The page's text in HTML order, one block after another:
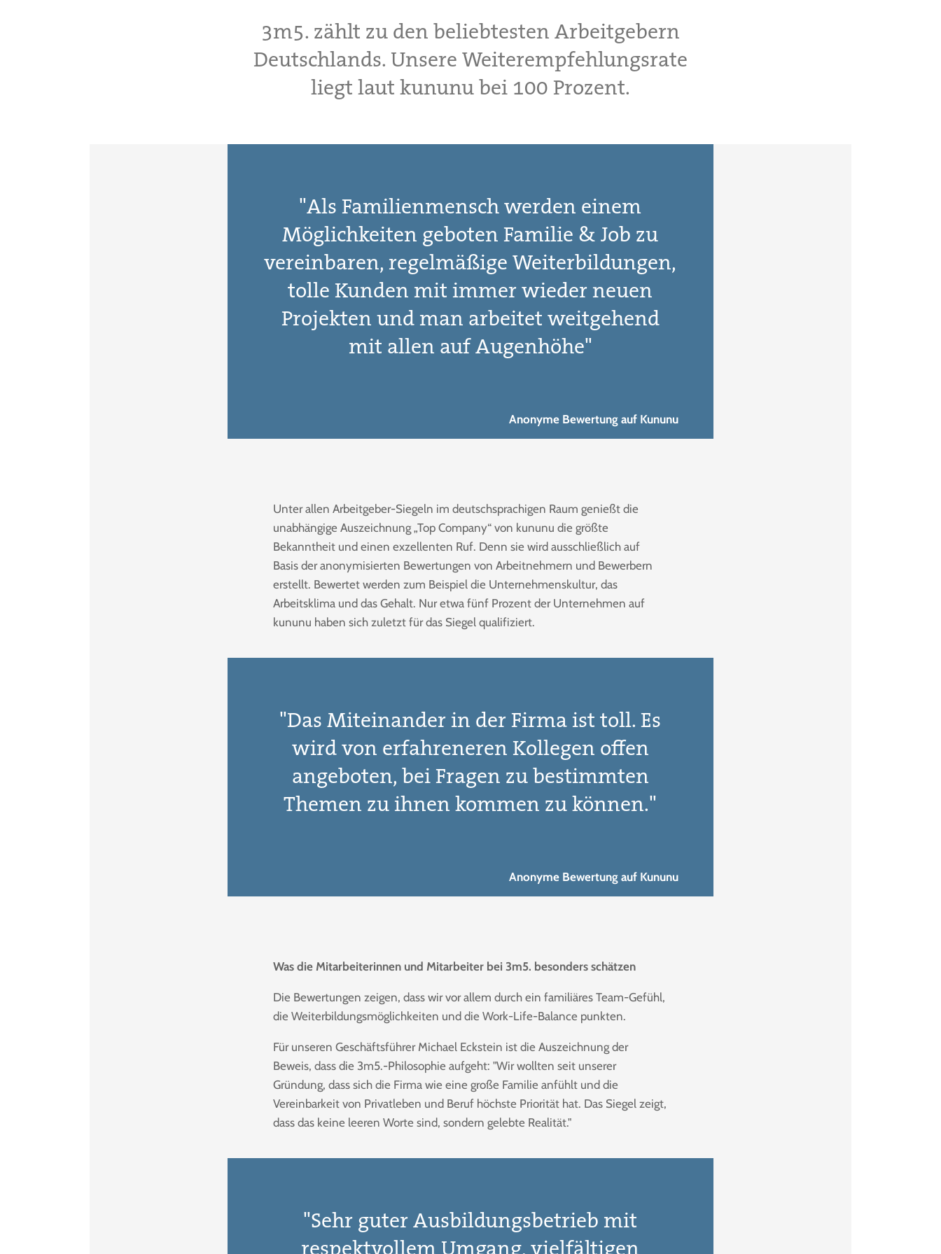
3m5. zählt zu den beliebtesten Arbeitgebern
Deutschlands. Unsere Weiterempfehlungsrate
liegt laut kununu bei 100 Prozent.
"Als Familienmensch werden einem
Möglichkeiten geboten Familie & Job zu
vereinbaren, regelmäßige Weiterbildungen,
tolle Kunden mit immer wieder neuen
Projekten und man arbeitet weitgehend
mit allen auf Augenhöhe"
Anonyme Bewertung auf Kununu
Unter allen Arbeitgeber-Siegeln im deutschsprachigen Raum genießt die
unabhängige Auszeichnung „Top Company“ von kununu die größte
Bekanntheit und einen exzellenten Ruf. Denn sie wird ausschließlich auf
Basis der anonymisierten Bewertungen von Arbeitnehmern und Bewerbern
erstellt. Bewertet werden zum Beispiel die Unternehmenskultur, das
Arbeitsklima und das Gehalt. Nur etwa fünf Prozent der Unternehmen auf
kununu haben sich zuletzt für das Siegel qualifiziert.
"Das Miteinander in der Firma ist toll. Es
wird von erfahreneren Kollegen offen
angeboten, bei Fragen zu bestimmten
Themen zu ihnen kommen zu können."
Anonyme Bewertung auf Kununu
Was die Mitarbeiterinnen und Mitarbeiter bei 3m5. besonders schätzen
Die Bewertungen zeigen, dass wir vor allem durch ein familiäres Team-Gefühl,
die Weiterbildungsmöglichkeiten und die Work-Life-Balance punkten.
Für unseren Geschäftsführer Michael Eckstein ist die Auszeichnung der
Beweis, dass die 3m5.-Philosophie aufgeht: "Wir wollten seit unserer
Gründung, dass sich die Firma wie eine große Familie anfühlt und die
Vereinbarkeit von Privatleben und Beruf höchste Priorität hat. Das Siegel zeigt,
dass das keine leeren Worte sind, sondern gelebte Realität."
"Sehr guter Ausbildungsbetrieb mit